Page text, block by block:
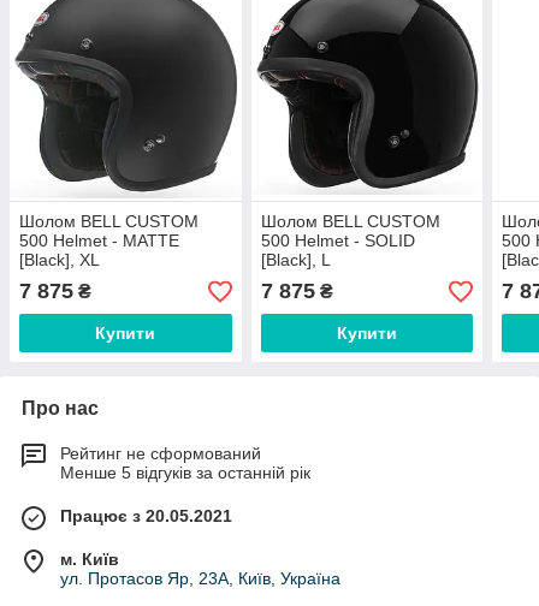
Шолом BELL CUSTOM
500 Helmet - MATTE
[Black], XL
7 875 ₴
Купити
Шолом BELL CUSTOM
500 Helmet - SOLID
[Black], L
7 875₴
Купити
500
7
Про нас
Рейтинг не сформований
Менше 5 відгуків за останній рік
Працює з 20.05.2021
м. Київ
ул. Протасов Яр, 23А, Київ, Україна